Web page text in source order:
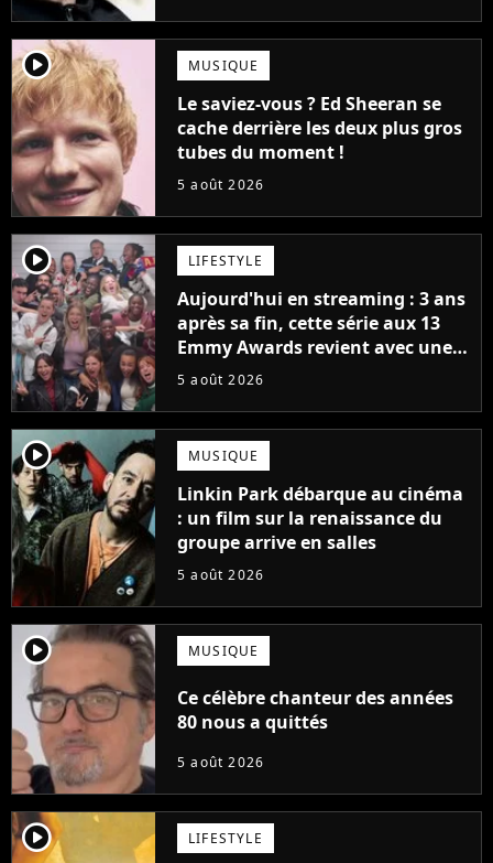
player2 MUSIQUE
Le saviez-vous ? Ed Sheeran se
cache derrière les deux plus gros
tubes du moment !
5 août 2026
player2 LIFESTYLE
Aujourd'hui en streaming : 3 ans
après sa fin, cette série aux 13
Emmy Awards revient avec une
suite... totalement différente
5 août 2026
player2 MUSIQUE
Linkin Park débarque au cinéma
: un film sur la renaissance du
groupe arrive en salles
5 août 2026
player2 MUSIQUE
Ce célèbre chanteur des années
80 nous a quittés
5 août 2026
player2 LIFESTYLE